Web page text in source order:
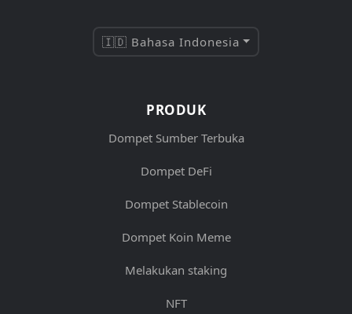
🇮🇩 Bahasa Indonesia
PRODUK
Dompet Sumber Terbuka
Dompet DeFi
Dompet Stablecoin
Dompet Koin Meme
Melakukan staking
NFT